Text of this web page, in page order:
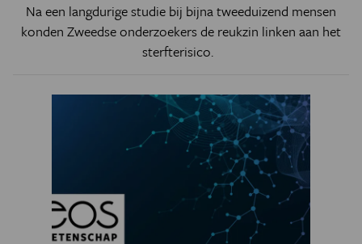
Na een langdurige studie bij bijna tweeduizend mensen
konden Zweedse onderzoekers de reukzin linken aan het
sterfterisico.